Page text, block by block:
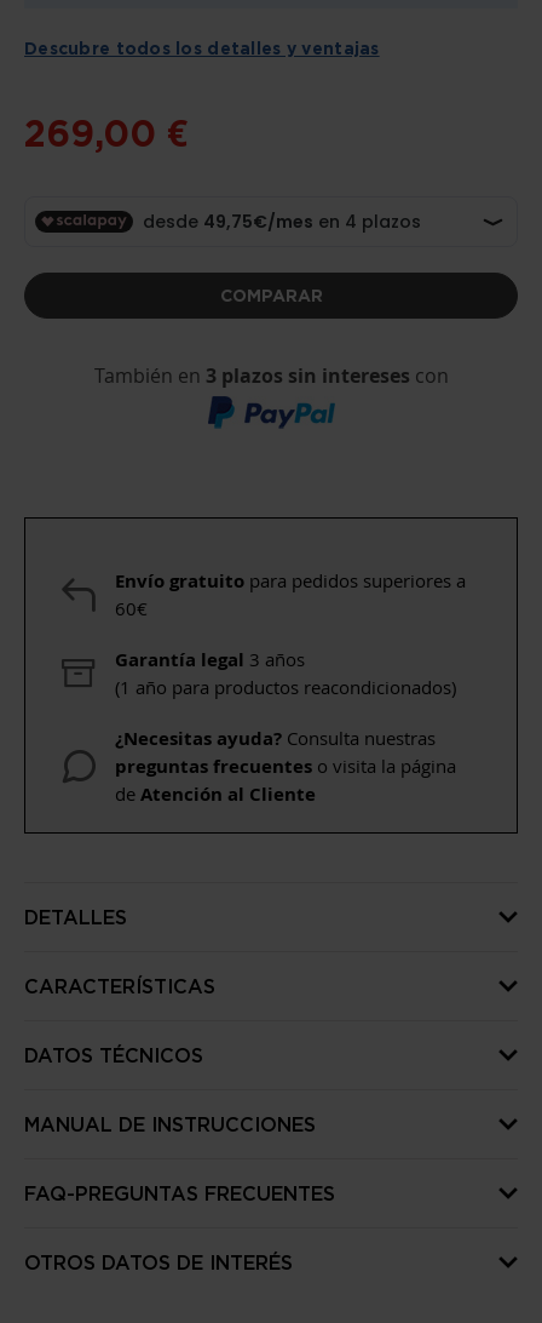
Descubre todos los detalles y ventajas
269,00 €
COMPARAR
También en 3 plazos sin intereses con
Envío gratuito para pedidos superiores a
60€
Garantía legal 3 años
(1 año para productos reacondicionados)
¿Necesitas ayuda? Consulta nuestras
preguntas frecuentes o visita la página
de Atención al Cliente
DETALLES
CARACTERÍSTICAS
DATOS TÉCNICOS
MANUAL DE INSTRUCCIONES
FAQ-PREGUNTAS FRECUENTES
OTROS DATOS DE INTERÉS